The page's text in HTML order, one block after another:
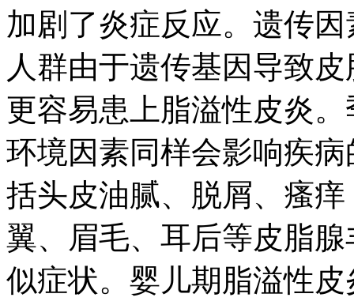
加剧了炎症反应。遗传
人群由于遗传基因导致
更容易患上脂溢性皮炎
环境因素同样会影响疾
括头皮油腻、脱屑、瘙
翼、眉毛、耳后等皮脂
似症状。婴儿期脂溢性